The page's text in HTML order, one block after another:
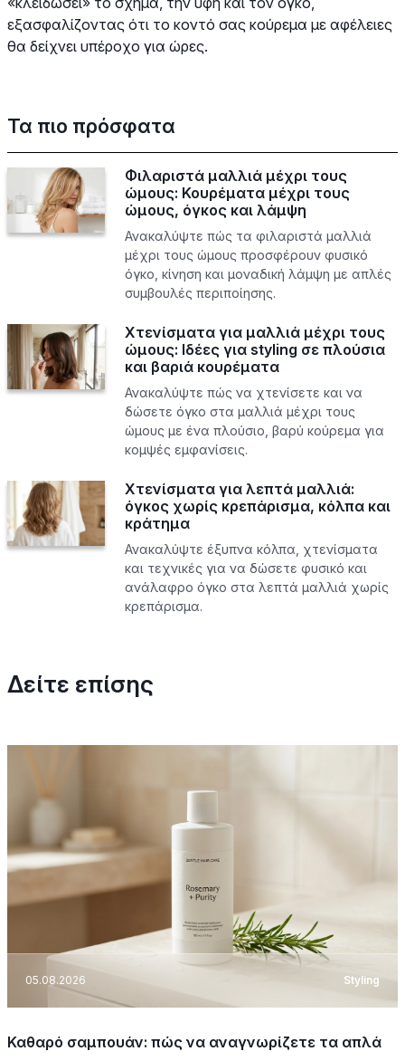
εξασφαλίζοντας ότι το κοντό σας κούρεμα με αφέλειες
θα δείχνει υπέροχο για ώρες.
Τα πιο πρόσφατα
Φιλαριστά μαλλιά μέχρι τους
ώμους: Κουρέματα μέχρι τους
ώμους, όγκος και λάμψη
Ανακαλύψτε πώς τα φιλαριστά μαλλιά
μέχρι τους ώμους προσφέρουν φυσικό
όγκο, κίνηση και μοναδική λάμψη με απλές
συμβουλές περιποίησης.
Χτενίσματα για μαλλιά μέχρι τους
ώμους: Ιδέες για styling σε πλούσια
και βαριά κουρέματα
Ανακαλύψτε πώς να χτενίσετε και να
δώσετε όγκο στα μαλλιά μέχρι τους
ώμους με ένα πλούσιο, βαρύ κούρεμα για
κομψές εμφανίσεις.
Χτενίσματα για λεπτά μαλλιά:
όγκος χωρίς κρεπάρισμα, κόλπα και
κράτημα
Ανακαλύψτε έξυπνα κόλπα, χτενίσματα
και τεχνικές για να δώσετε φυσικό και
ανάλαφρο όγκο στα λεπτά μαλλιά χωρίς
κρεπάρισμα.
Δείτε επίσης
05.08.2026 Styling
Καθαρό σαμπουάν: πώς να αναγνωρίζετε τα απλά